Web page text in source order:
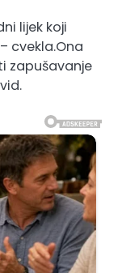
lijek koji
cvekla.Ona
zapušavanje